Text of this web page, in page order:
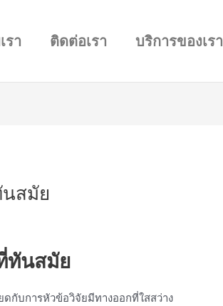
รา ติดต่อเรา บริการของเรา
นสมัย
ทันสมัย
กับการหัวข้อวิจัยมีทางออกที่ใสสว่าง